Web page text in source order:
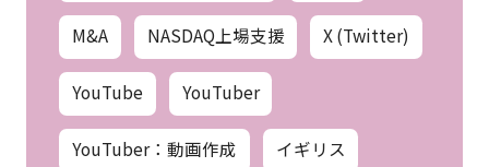
M&A NASDAQ上場支援 X (Twitter)
YouTube YouTuber
YouTuber：動画作成 イギリス